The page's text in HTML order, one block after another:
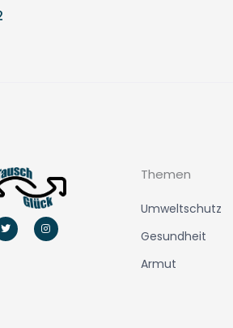
T
w
i
I
n
s
Themen
Umweltschutz
Gesundheit
Armut